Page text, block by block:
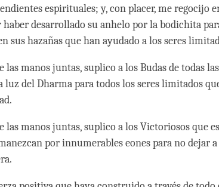
espirituales; y, con placer, me regocijo
desarrollado su anhelo por la bodichita
sus hazañas que han ayudado a los seres
las manos juntas, suplico a los Budas de todas
luz del Dharma para todos los seres limitados
las manos juntas, suplico a los Victoriosos que
por innumerables eones para no dejar a